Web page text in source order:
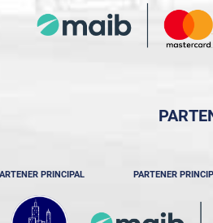
PRINCIPAL PARTENER